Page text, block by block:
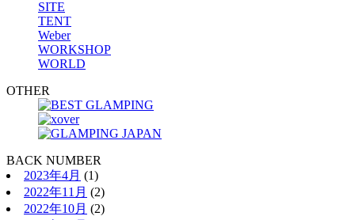
SITE
TENT
Weber
WORKSHOP
WORLD
OTHER
BACK NUMBER
2023年4月 (1)
2022年11月 (2)
2022年10月 (2)